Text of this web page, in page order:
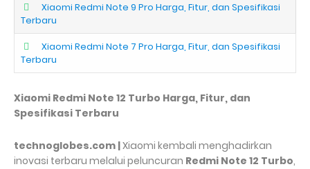
Xiaomi Redmi Note 9 Pro Harga, Fitur, dan Spesifikasi
Terbaru
Xiaomi Redmi Note 7 Pro Harga, Fitur, dan Spesifikasi
Terbaru
Xiaomi Redmi Note 12 Turbo Harga, Fitur, dan
Spesifikasi Terbaru
technoglobes.com |Xiaomi kembali menghadirkan
inovasi terbaru melalui peluncuran Redmi Note 12 Turbo,